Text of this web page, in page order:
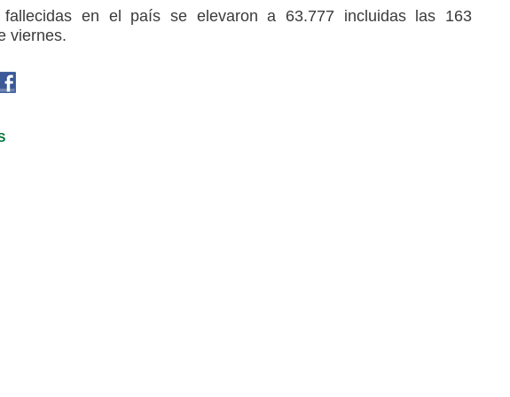
fallecidas en el país se elevaron a 63.777 incluidas las 163
viernes.